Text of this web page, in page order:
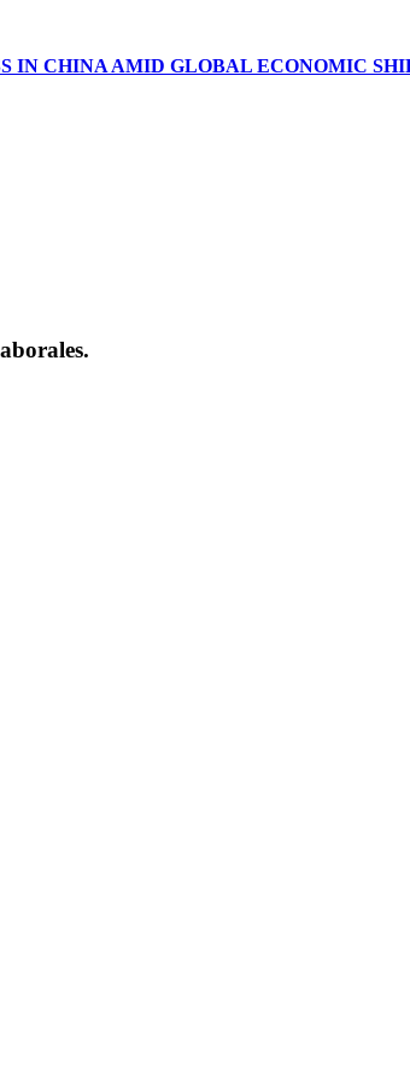
IN CHINA AMID GLOBAL ECONOMIC